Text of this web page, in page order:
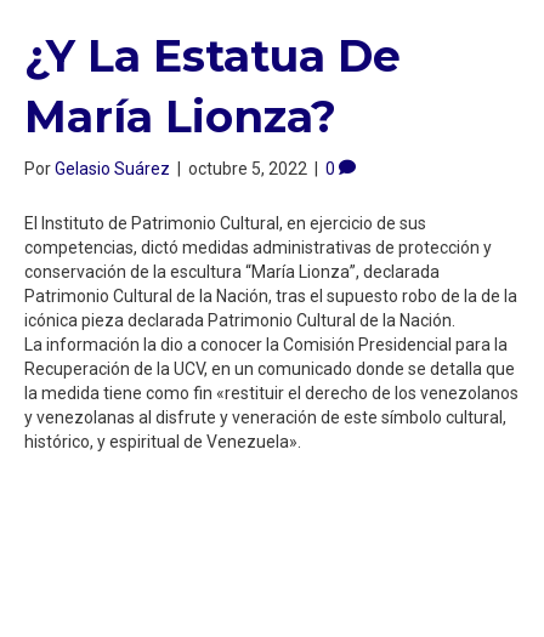
¿Y La Estatua De
María Lionza?
PorGelasio Suárez | octubre 5, 2022 | 0
El Instituto de Patrimonio Cultural, en ejercicio de sus
competencias, dictó medidas administrativas de protección y
conservación de la escultura “María Lionza”, declarada
Patrimonio Cultural de la Nación, tras el supuesto robo de la de la
icónica pieza declarada Patrimonio Cultural de la Nación.
La información la dio a conocer la Comisión Presidencial para la
Recuperación de la UCV, en un comunicado donde se detalla que
la medida tiene como fin «restituir el derecho de los venezolanos
y venezolanas al disfrute y veneración de este símbolo cultural,
histórico, y espiritual de Venezuela».